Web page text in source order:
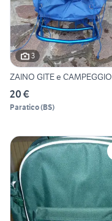
3
ZAINO GITE e CAMPEGGIO
20 €
Paratico(BS)